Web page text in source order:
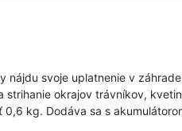
nájdu svoje uplatnenie v
strihanie okrajov trávníkov,
kg. Dodáva sa s